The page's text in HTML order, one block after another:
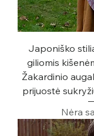
Japoniško
giliomis
Žakardinio
prijuostė
Nėra